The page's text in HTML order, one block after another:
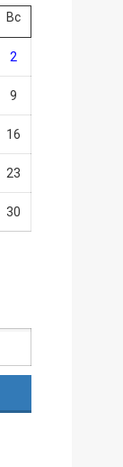
Вс
2
9
16
23
30